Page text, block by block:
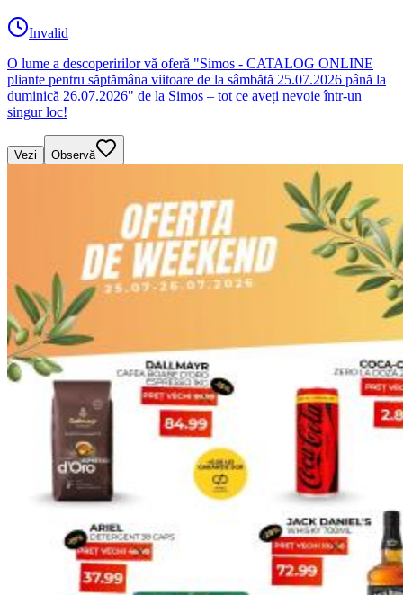
Invalid
O lume a descoperirilor vă oferă "Simos - CATALOG ONLINE
pliante pentru săptămâna viitoare de la sâmbătă 25.07.2026 până la
duminică 26.07.2026" de la Simos – tot ce aveți nevoie într-un
singur loc!
Vezi Observă